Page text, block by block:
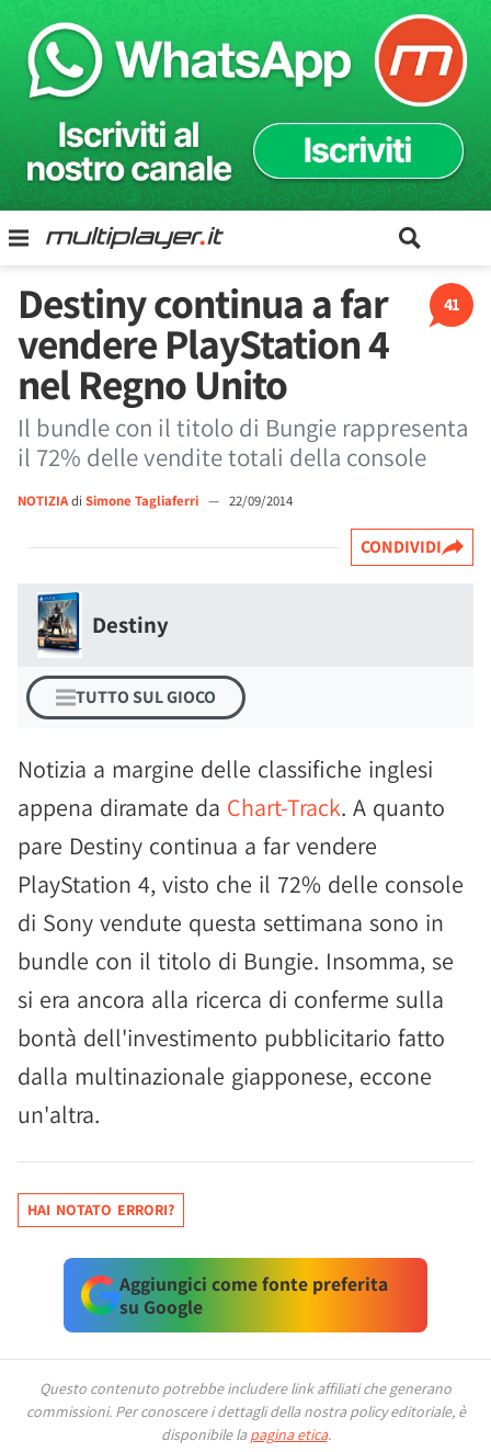
41
Destiny continua a far
vendere PlayStation 4
nel Regno Unito
Il bundle con il titolo di Bungie rappresenta
il 72% delle vendite totali della console
NOTIZIAdi Simone Tagliaferri — 22/09/2014
CONDIVIDI
Destiny
TUTTO SUL GIOCO
Notizia a margine delle classifiche inglesi
appena diramate da Chart-Track. A quanto
pare Destiny continua a far vendere
PlayStation 4, visto che il 72% delle console
di Sony vendute questa settimana sono in
bundle con il titolo di Bungie. Insomma, se
si era ancora alla ricerca di conferme sulla
bontà dell'investimento pubblicitario fatto
dalla multinazionale giapponese, eccone
un'altra.
HAI NOTATO ERRORI?
Aggiungici come fonte preferita
su Google
Questo contenuto potrebbe includere link affiliati che generano
commissioni. Per conoscere i dettagli della nostra policy editoriale, è
disponibile la pagina etica.